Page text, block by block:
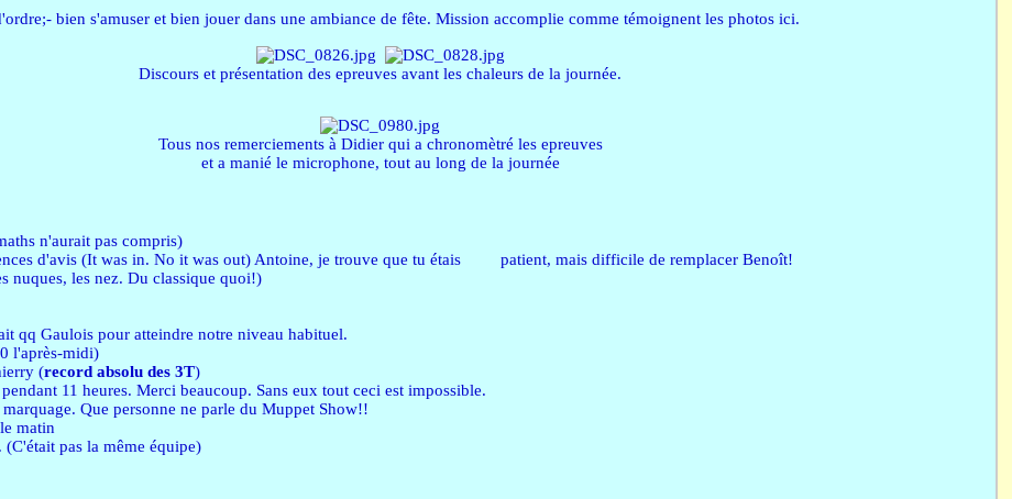
bien s'amuser et bien jouer dans une ambiance de fête. Mission accomplie comme témoignent les photos ici.
Discours et présentation des epreuves avant les chaleurs de la journée.
Tous nos remerciements à Didier qui a chronomètré les epreuves
et a manié le microphone, tout au long de la journée
n'aurait pas compris)
d'avis (It was in. No it was out) Antoine, je trouve que tu étais patient, mais difficile de remplacer Benoît!
nuques, les nez. Du classique quoi!)
qq Gaulois pour atteindre notre niveau habituel.
l'après-midi)
(record absolu des 3T)
11 heures. Merci beaucoup. Sans eux tout ceci est impossible.
Que personne ne parle du Muppet Show!!
matin
pas la même équipe)